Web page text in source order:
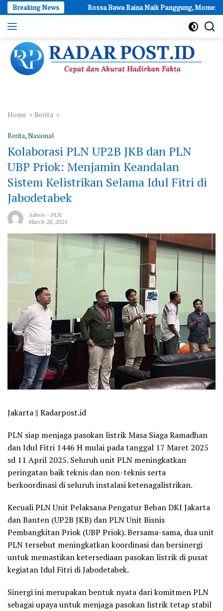
Skip
to
content
Breaking NewsRossa Bawa Raina Naik Panggung, Momen Hangat Ibu
dan
Akurat
Hadirkan
Fakta
Home Berita
Berita,Nasional
Kolaborasi PLN UP2B JKB dan PLN
UBP Priok: Menjamin Keandalan
Sistem Kelistrikan Selama Idul Fitri di
Jabodetabek
Admin - PLN
March 28, 2025
Jakarta || Radarpost.id
PLN siap menjaga pasokan listrik Masa Siaga Ramadhan
dan Idul Fitri 1446 H mulai pada tanggal 17 Maret 2025
sd 11 April 2025. Seluruh unit PLN meningkatkan
peringatan baik teknis dan non-teknis serta
berkoordinasi di seluruh instalasi ketenagalistrikan.
Kecuali PLN Unit Pelaksana Pengatur Beban DKI Jakarta
dan Banten (UP2B JKB) dan PLN Unit Bisnis
Pembangkitan Priok (UBP Priok). Bersama-sama, dua unit
PLN tersebut meningkatkan koordinasi dan bersinergi
untuk memastikan ketersediaan pasokan listrik di pusat
kegiatan Idul Fitri di Jabodetabek.
Sinergi ini merupakan bentuk nyata dari komitmen PLN
sebagai upaya untuk menjaga pasokan listrik tetap stabil